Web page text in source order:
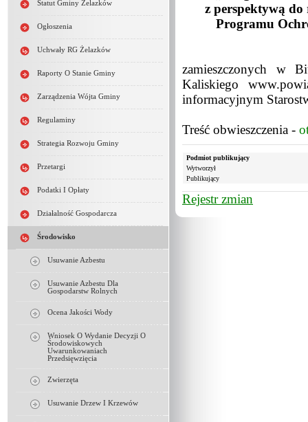
Statut Gminy Żelazków
Ogłoszenia
Uchwały RG Żelazków
Raporty O Stanie Gminy
Zarządzenia Wójta Gminy
Regulaminy
Strategia Rozwoju Gminy
Przetargi
Podatki I Opłaty
Działalność Gospodarcza
Środowisko
Usuwanie Azbestu
Usuwanie Azbestu Dla
Gospodarstw Rolnych
Ocena Jakości Wody
Wniosek O Wydanie Decyzji O
Środowiskowych
Uwarunkowaniach
Przedsięwzięcia
Zwierzęta
Usuwanie Drzew I Krzewów
z perspektywą
Programu
zamieszczonych w
Kaliskiego
informacyjnym
Treść obwieszczenia -
Podmiot publikujący
Wytworzył
Publikujący
Rejestr zmian